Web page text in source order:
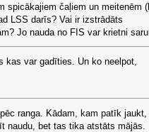
spicākajiem čaļiem un meitenēm
LSS darīs? Vai ir izstrādāts
Jo nauda no FIS var krietni
kas var gadīties. Un ko neelpot,
ranga. Kādam, kam patīk jaukt,
naudu, bet tas tika atstāts mājās.